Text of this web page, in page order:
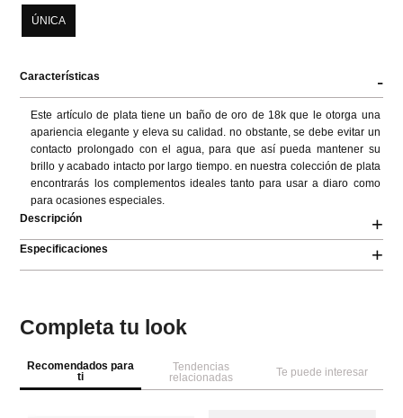
ÚNICA
Características -
Este artículo de plata tiene un baño de oro de 18k que le otorga una
apariencia elegante y eleva su calidad. no obstante, se debe evitar un
contacto prolongado con el agua, para que así pueda mantener su
brillo y acabado intacto por largo tiempo. en nuestra colección de plata
encontrarás los complementos ideales tanto para usar a diaro como
para ocasiones especiales.
Descripción
+
Especificaciones +
Completa tu look
Recomendados para
ti
Tendencias
relacionadas
Te puede interesar